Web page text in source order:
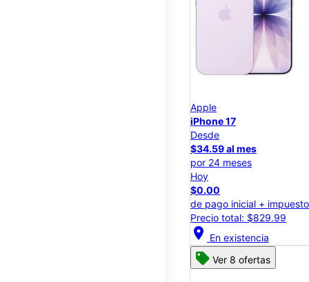
Apple
iPhone 17
Desde
$34.59 al mes
por 24 meses
Hoy
$0.00
de pago inicial +
Precio total: $829.99
location_on En existencia
Ver 8 ofertas